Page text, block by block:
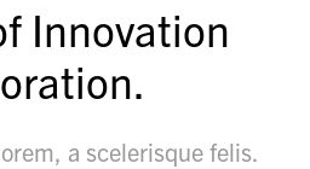
Innovation
a scelerisque felis.